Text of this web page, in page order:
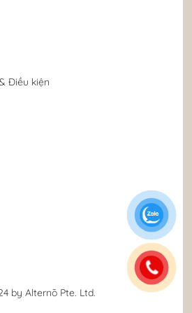
Điều kiện
by Alternō Pte. Ltd.